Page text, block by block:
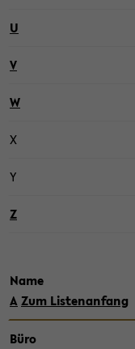
U
V
W
X
Y
Z
Name
AZum Lis­ten­an­fang
Büro